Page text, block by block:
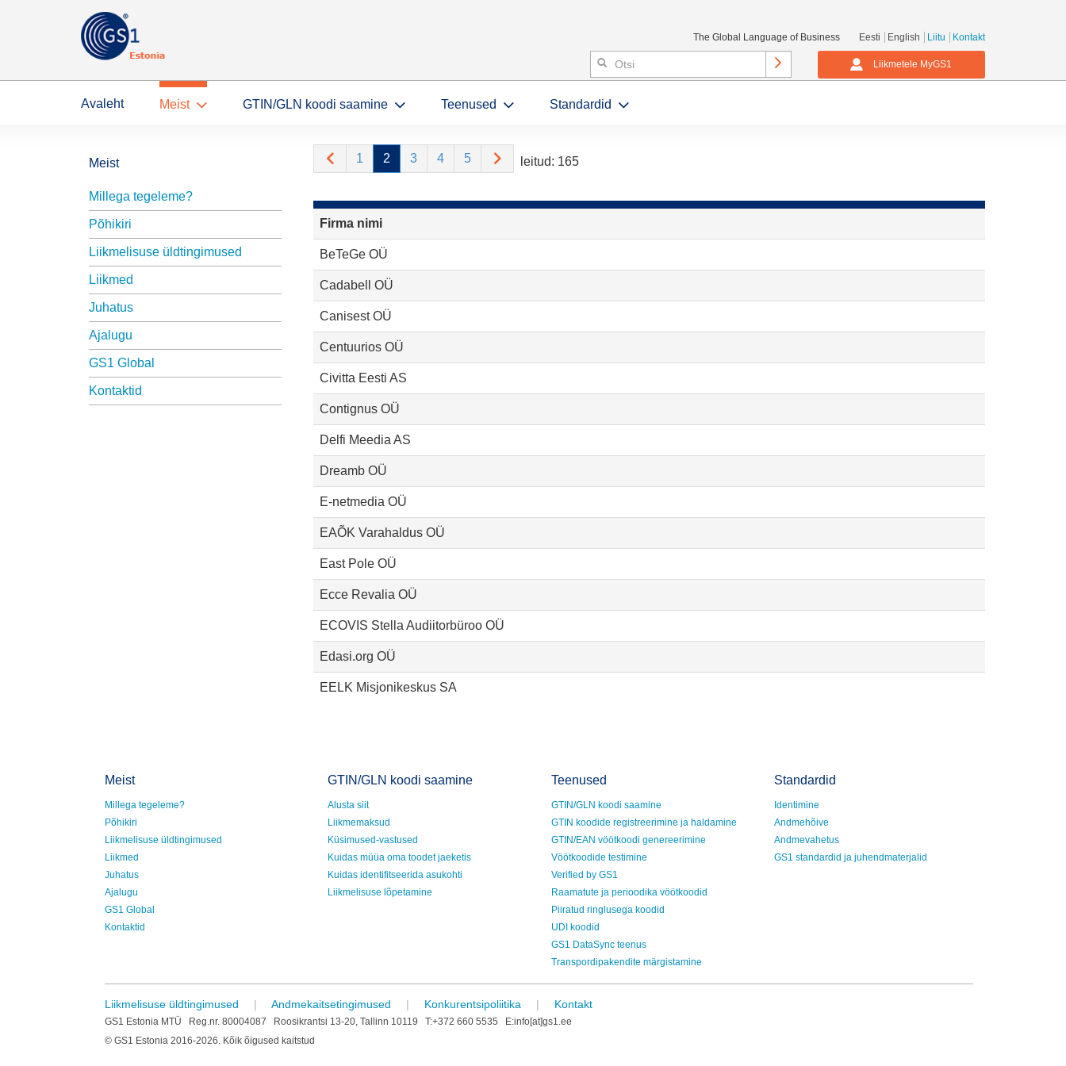
The Global Language of Business Eesti English Liitu Kontakt
Liikmetele MyGS1
Avaleht Meist GTIN/GLN koodi saamine Teenused Standardid
Meist
Millega tegeleme?
Põhikiri
Liikmelisuse üldtingimused
Liikmed
Juhatus
Ajalugu
GS1 Global
Kontaktid
1 2 3 4 5 leitud: 165
Firma nimi
BeTeGe OÜ
Cadabell OÜ
Canisest OÜ
Centuurios OÜ
Civitta Eesti AS
Contignus OÜ
Delfi Meedia AS
Dreamb OÜ
E-netmedia OÜ
EAÕK Varahaldus OÜ
East Pole OÜ
Ecce Revalia OÜ
ECOVIS Stella Audiitorbüroo OÜ
Edasi.org OÜ
EELK Misjonikeskus SA
Meist
Millega tegeleme?
Põhikiri
Liikmelisuse üldtingimused
Liikmed
Juhatus
Ajalugu
GS1 Global
Kontaktid
GTIN/GLN koodi saamine
Alusta siit
Liikmemaksud
Küsimused-vastused
Kuidas müüa oma toodet jaeketis
Kuidas identifitseerida asukohti
Liikmelisuse lõpetamine
Teenused
GTIN/GLN koodi saamine
GTIN koodide registreerimine ja haldamine
GTIN/EAN vöötkoodi genereerimine
Vöötkoodide testimine
Verified by GS1
Raamatute ja perioodika vöötkoodid
Piiratud ringlusega koodid
UDI koodid
GS1 DataSync teenus
Transpordipakendite märgistamine
Standardid
Identimine
Andmehõive
Andmevahetus
GS1 standardid ja juhendmaterjalid
Liikmelisuse üldtingimused | Andmekaitsetingimused | Konkurentsipoliitika | Kontakt
GS1 Estonia MTÜ Reg.nr. 80004087 Roosikrantsi 13-20, Tallinn 10119 T:+372 660 5535 E:info[at]gs1.ee
© GS1 Estonia 2016-2026. Kõik õigused kaitstud